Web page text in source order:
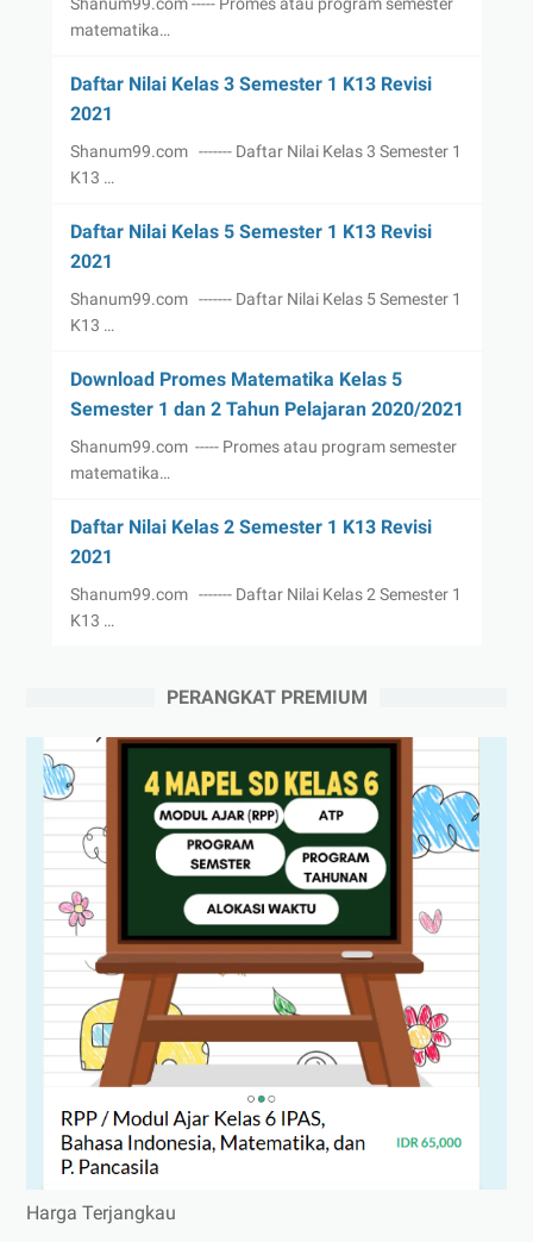
matematika…
Daftar Nilai Kelas 3 Semester 1 K13 Revisi
2021
Shanum99.com ------- Daftar Nilai Kelas 3 Semester 1
K13 …
Daftar Nilai Kelas 5 Semester 1 K13 Revisi
2021
Shanum99.com ------- Daftar Nilai Kelas 5 Semester 1
K13 …
Download Promes Matematika Kelas 5
Semester 1 dan 2 Tahun Pelajaran 2020/2021
Shanum99.com ----- Promes atau program semester
matematika…
Daftar Nilai Kelas 2 Semester 1 K13 Revisi
2021
Shanum99.com ------- Daftar Nilai Kelas 2 Semester 1
K13 …
PERANGKAT PREMIUM
Harga Terjangkau